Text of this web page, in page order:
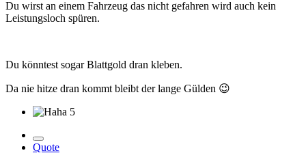
Du wirst an einem Fahrzeug das nicht gefahren wird auch kein
Leistungsloch spüren.
Du könntest sogar Blattgold dran kleben.
Da nie hitze dran kommt bleibt der lange Gülden 😉
5
Quote